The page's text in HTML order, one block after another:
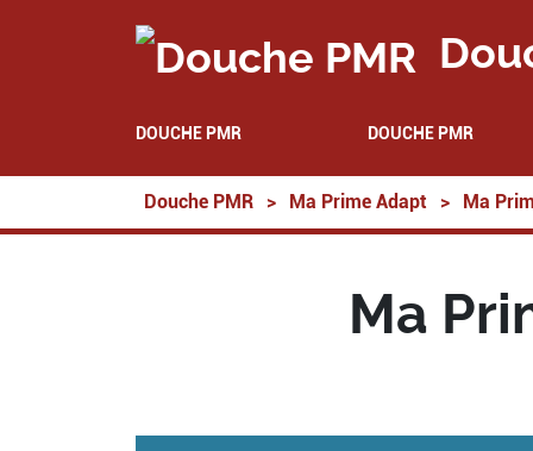
DOUCHE PMR DOUCHE PMR
Douche PMR > Ma Prime Adapt > Ma
Ma